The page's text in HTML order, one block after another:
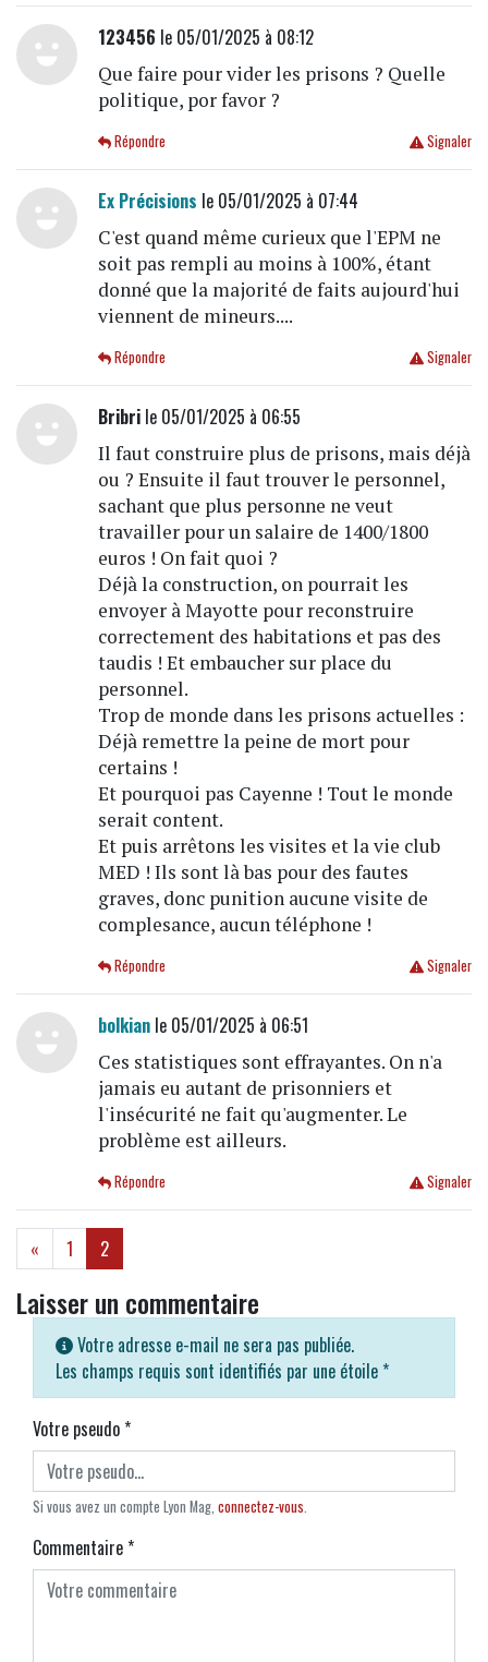
123456 le 05/01/2025 à 08:12
Que faire pour vider les prisons ? Quelle
politique, por favor ?
Signaler
Répondre
Ex Précisions le 05/01/2025 à 07:44
C'est quand même curieux que l'EPM ne
soit pas rempli au moins à 100%, étant
donné que la majorité de faits aujourd'hui
viennent de mineurs....
Signaler
Répondre
Bribrile 05/01/2025 à 06:55
Il faut construire plus de prisons, mais déjà
ou ? Ensuite il faut trouver le personnel,
sachant que plus personne ne veut
travailler pour un salaire de 1400/1800
euros ! On fait quoi ?
Déjà la construction, on pourrait les
envoyer à Mayotte pour reconstruire
correctement des habitations et pas des
taudis ! Et embaucher sur place du
personnel.
Trop de monde dans les prisons actuelles :
Déjà remettre la peine de mort pour
certains !
Et pourquoi pas Cayenne ! Tout le monde
serait content.
Et puis arrêtons les visites et la vie club
MED ! Ils sont là bas pour des fautes
graves, donc punition aucune visite de
complesance, aucun téléphone !
Signaler
Répondre
bolkianle 05/01/2025 à 06:51
Ces statistiques sont effrayantes. On n'a
jamais eu autant de prisonniers et
l'insécurité ne fait qu'augmenter. Le
problème est ailleurs.
Signaler
Répondre
« 1 2(current)
Laisser un commentaire
Votre adresse e-mail ne sera pas publiée.
Les champs requis sont identifiés par une étoile *
Votre pseudo*
Si vous avez un compte Lyon Mag, connectez-vous.
Commentaire*